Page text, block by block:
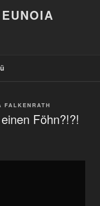
FALKENRATH
Föhn?!?!